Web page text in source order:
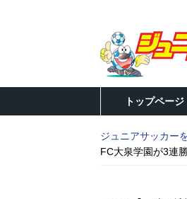
トップページ
ジュニアサッカー
FC大泉学園が3連